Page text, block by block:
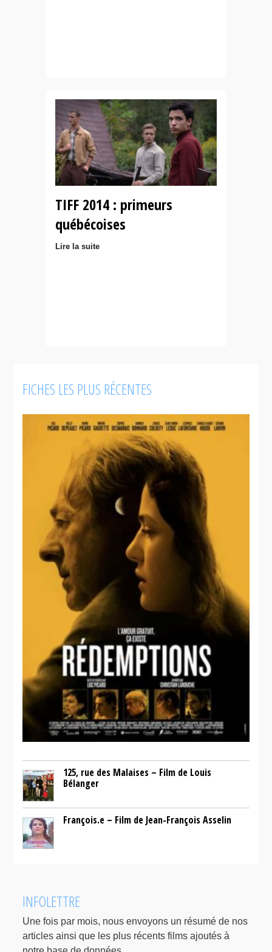
TIFF 2014 : primeurs
québécoises
Lire la suite
FICHES LES PLUS RÉCENTES
125, rue des Malaises – Film de Louis
Bélanger
François.e – Film de Jean-François Asselin
INFOLETTRE
Une fois par mois, nous envoyons un résumé de nos
articles ainsi que les plus récents films ajoutés à